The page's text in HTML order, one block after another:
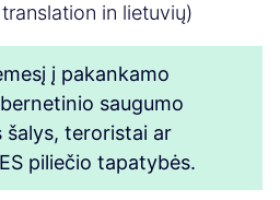
in lietuvių)
į pakankamo
saugumo
šalys, teroristai ar
piliečio tapatybės.